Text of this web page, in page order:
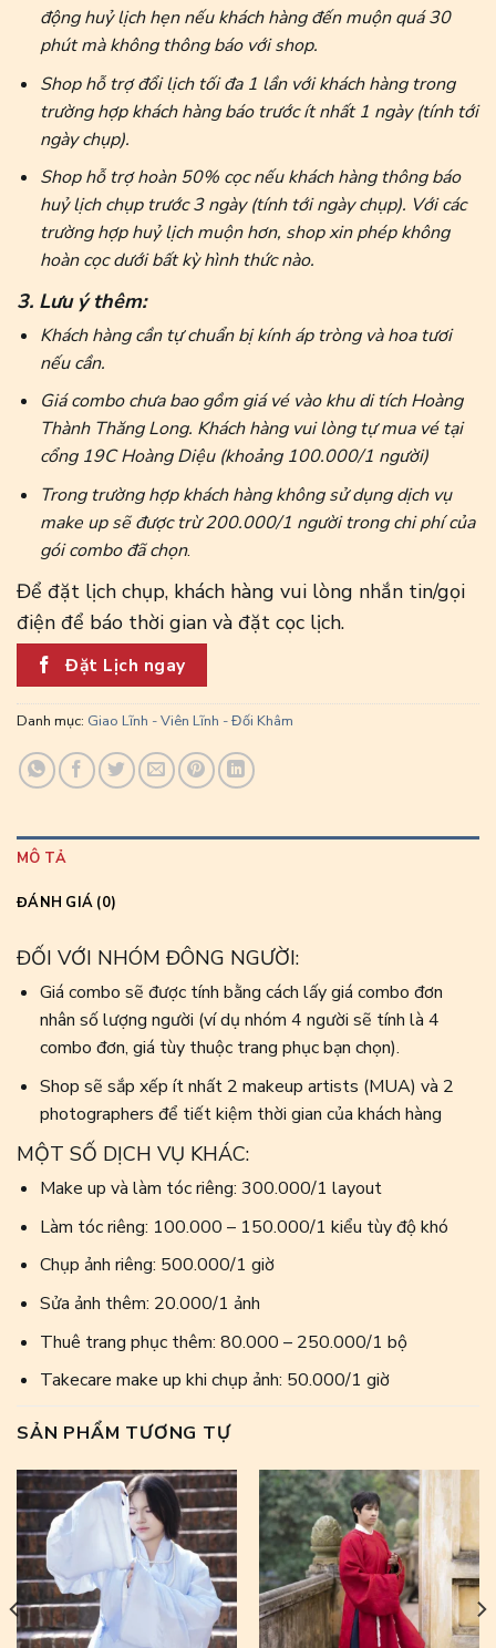
động huỷ lịch hẹn nếu khách hàng đến muộn quá 30
phút mà không thông báo với shop.
Shop hỗ trợ đổi lịch tối đa 1 lần với khách hàng trong
trường hợp khách hàng báo trước ít nhất 1 ngày (tính tới
ngày chụp).
Shop hỗ trợ hoàn 50% cọc nếu khách hàng thông báo
huỷ lịch chụp trước 3 ngày (tính tới ngày chụp). Với các
trường hợp huỷ lịch muộn hơn, shop xin phép không
hoàn cọc dưới bất kỳ hình thức nào.
3. Lưu ý thêm:
Khách hàng cần tự chuẩn bị kính áp tròng và hoa tươi
nếu cần.
Giá combo chưa bao gồm giá vé vào khu di tích Hoàng
Thành Thăng Long. Khách hàng vui lòng tự mua vé tại
cổng 19C Hoàng Diệu (khoảng 100.000/1 người)
Trong trường hợp khách hàng không sử dụng dịch vụ
make up sẽ được trừ 200.000/1 người trong chi phí của
gói combo đã chọn.
Để đặt lịch chụp, khách hàng vui lòng nhắn tin/gọi
điện để báo thời gian và đặt cọc lịch.
Đặt Lịch ngay
Danh mục: Giao Lĩnh - Viên Lĩnh - Đối Khâm
MÔ TẢ
ĐÁNH GIÁ (0)
ĐỐI VỚI NHÓM ĐÔNG NGƯỜI:
Giá combo sẽ được tính bằng cách lấy giá combo đơn
nhân số lượng người (ví dụ nhóm 4 người sẽ tính là 4
combo đơn, giá tùy thuộc trang phục bạn chọn).
Shop sẽ sắp xếp ít nhất 2 makeup artists (MUA) và 2
photographers để tiết kiệm thời gian của khách hàng
MỘT SỐ DỊCH VỤ KHÁC:
Make up và làm tóc riêng: 300.000/1 layout
Làm tóc riêng: 100.000 – 150.000/1 kiểu tùy độ khó
Chụp ảnh riêng: 500.000/1 giờ
Sửa ảnh thêm: 20.000/1 ảnh
Thuê trang phục thêm: 80.000 – 250.000/1 bộ
Takecare make up khi chụp ảnh: 50.000/1 giờ
SẢN PHẨM TƯƠNG TỰ